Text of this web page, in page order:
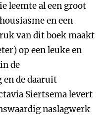
leemte al een groot
en een
van dit boek maakt
op een leuke en
de
en de daaruit
Siertsema levert
naslagwerk